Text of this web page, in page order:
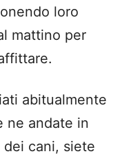
loro
mattino per
abitualmente
ne andate in
dei cani, siete